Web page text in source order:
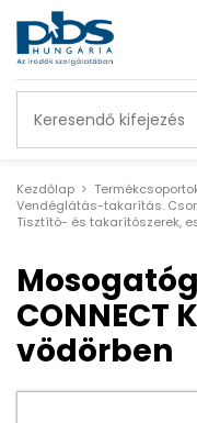
Kezdőlap
Vendéglátás-takarítás.
Tisztító- és takarítószerek,
CONNECT
vödörben